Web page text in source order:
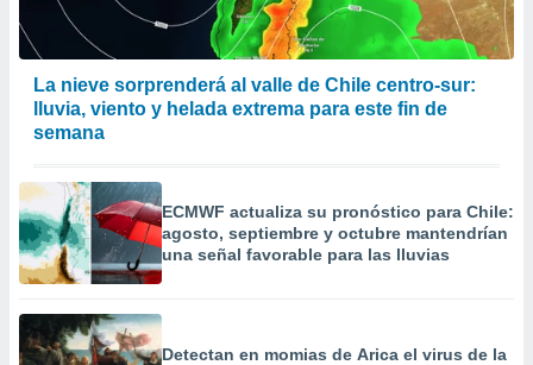
La nieve sorprenderá al valle de Chile centro-sur:
lluvia, viento y helada extrema para este fin de
semana
ECMWF actualiza su pronóstico para Chile:
agosto, septiembre y octubre mantendrían
una señal favorable para las lluvias
Detectan en momias de Arica el virus de la